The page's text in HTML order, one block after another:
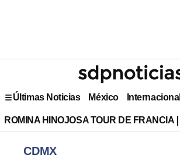
Últimas Noticias México Internacional
ROMINA HINOJOSA TOUR DE FRANCIA
CDMX